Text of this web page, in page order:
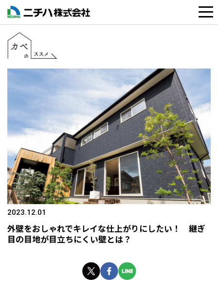
2023.12.01
外壁をおしゃれでキレイな仕上がりにしたい！ 継ぎ
目の目地が目立ちにくい壁とは？